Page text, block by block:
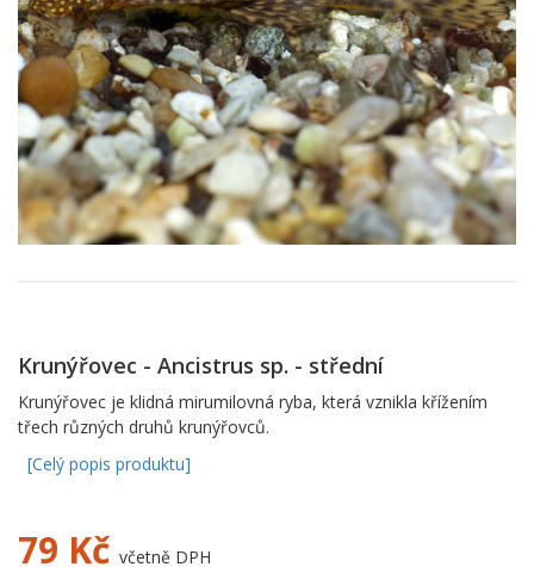
Krunýřovec - Ancistrus sp. - střední
Krunýřovec je klidná mirumilovná ryba, která vznikla křížením
třech různých druhů krunýřovců.
[Celý popis produktu]
79 Kč včetně DPH